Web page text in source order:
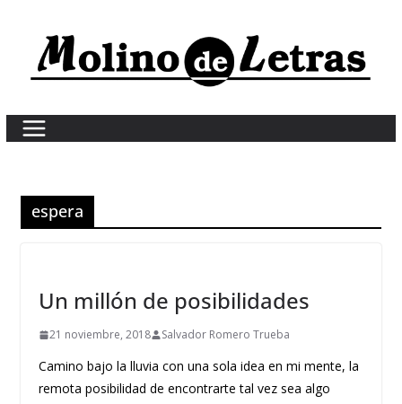
content
espera
Un millón de posibilidades
21 noviembre, 2018 Salvador Romero Trueba
Camino bajo la lluvia con una sola idea en mi mente, la
remota posibilidad de encontrarte tal vez sea algo